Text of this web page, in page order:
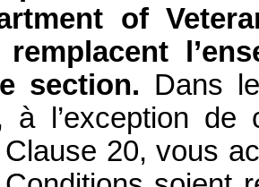
of
section. Dans
à l’exception
20, vous